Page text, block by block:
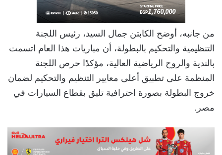
من جانبه، أوضح الكابتن جمال السيد، رئيس اللجنة
التنظيمية والتحكيم بالبطولة، أن مباريات هذا العام اتسمت
بالندية والروح الرياضية العالية، مؤكدًا حرص اللجنة
المنظمة على تطبيق أعلى معايير التنظيم والتحكيم لضمان
خروج البطولة بصورة احترافية تليق بقطاع السيارات في
مصر.